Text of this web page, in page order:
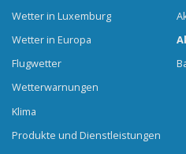
Wetter in Luxemburg
Wetter in Europa
Flugwetter
Wetterwarnungen
Klima
Produkte und Dienstleistungen